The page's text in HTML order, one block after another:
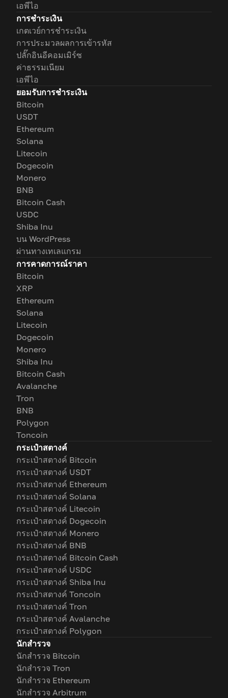
เอพีไอ
การชำระเงิน
เกตเวย์การชำระเงิน
การประมวลผลการเข้ารหัส
ปลั๊กอินอีคอมเมิร์ซ
ค่าธรรมเนียม
เอพีไอ
ยอมรับการชำระเงิน
Bitcoin
USDT
Ethereum
Solana
Litecoin
Dogecoin
Monero
BNB
Bitcoin Cash
USDC
Shiba Inu
บน WordPress
ผ่านทางเทเลแกรม
การคาดการณ์ราคา
Bitcoin
XRP
Ethereum
Solana
Litecoin
Dogecoin
Monero
Shiba Inu
Bitcoin Cash
Avalanche
Tron
BNB
Polygon
Toncoin
กระเป๋าสตางค์
กระเป๋าสตางค์ Bitcoin
กระเป๋าสตางค์ USDT
กระเป๋าสตางค์ Ethereum
กระเป๋าสตางค์ Solana
กระเป๋าสตางค์ Litecoin
กระเป๋าสตางค์ Dogecoin
กระเป๋าสตางค์ Monero
กระเป๋าสตางค์ BNB
กระเป๋าสตางค์ Bitcoin Cash
กระเป๋าสตางค์ USDC
กระเป๋าสตางค์ Shiba Inu
กระเป๋าสตางค์ Toncoin
กระเป๋าสตางค์ Tron
กระเป๋าสตางค์ Avalanche
กระเป๋าสตางค์ Polygon
นักสำรวจ
นักสำรวจ Bitcoin
นักสำรวจ Tron
นักสำรวจ Ethereum
นักสำรวจ Arbitrum